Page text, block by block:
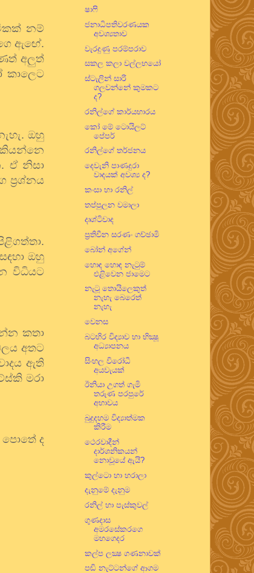
නම්
ඇඟේ.
අලුත්
කාලෙට
.ඔහු
. ඒ නිසා
ප්‍රශ්නය
.
සඳහා ඔහු
විධියට
කතා
අතට
ඇති
මරා
පොතේ ද
ෂාෆි
ජනාධිපතිවරණයක
අවශ්‍යතාව
වැරදුණු පරම්පරාව
සකල කලා වල්ලභයෝ
ස්ටැලින් සාරි
ගලවන්නේ කුමකට
ද?
රනිල්ගේ කාර්යභාරය
කෝ මේ ටොයිලට්
පේපර්
රනිල්ගේ තර්ජනය
දෙවැනි පාණදුරා
වාදයක් අවශ්‍ය ද?
කංසා හා රනිල්
තප්පුලන වමාලා
දෘශ්ටිවාද
ප්‍රතිචීන සරණං ගච්ඡාමි
බෝන් අගේන්
හොඳ හොඳ නැටුම්
එළිවෙන ජාමෙට
නැටූ තොයිලෙකුත්
නැහැ බෙරෙත්
නැහැ
වෙනස
බටහිර විද්‍යාව හා භික්‍ෂූ
අධ්‍යාපනය
සිංහල විරෝධී
අයවැයක්
ඊනියා උගත් ගැමි
තරුණ පරපුරේ
අභාවය
බුදුදහම විද්‍යාත්මක
කිරීම
ථෙරවාදීන්
දාර්ශනිකයන්
නොවූයේ ඇයි?
කුල්ටො හා හරාලා
දැනුමේ දැනුම
රනිල් හා පැස්කුවල්
ගුණදාස
අමරසේකරගෙ
මහගෙදර
කල්ප ලක්‍ෂ ගණනාවක්
පඬි නැට්ටන්ගේ ආගම